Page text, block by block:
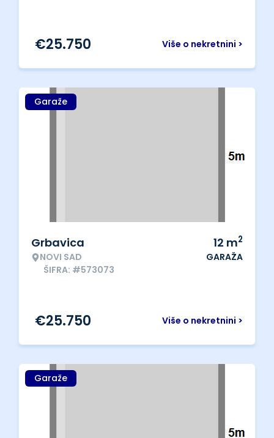
Više o nekretnini >
€25.750
Garaže
Grbavica
NOVI SAD
ŠIFRA: #573073
12 m2
GARAŽA
Više o nekretnini >
€25.750
Garaže